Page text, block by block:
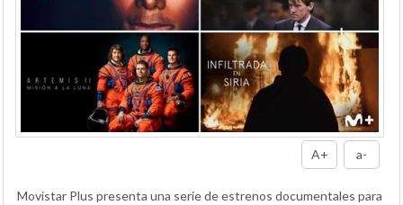
A+ a-
Movistar Plus presenta una serie de estrenos documentales para